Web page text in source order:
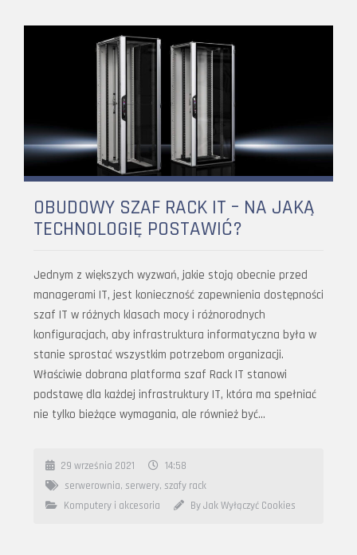
OBUDOWY SZAF RACK IT – NA JAKĄ
TECHNOLOGIĘ POSTAWIĆ?
Jednym z większych wyzwań, jakie stoją obecnie przed
managerami IT, jest konieczność zapewnienia dostępności
szaf IT w różnych klasach mocy i różnorodnych
konfiguracjach, aby infrastruktura informatyczna była w
stanie sprostać wszystkim potrzebom organizacji.
Właściwie dobrana platforma szaf Rack IT stanowi
podstawę dla każdej infrastruktury IT, która ma spełniać
nie tylko bieżące wymagania, ale również być…
29 września 2021
14:58
serwerownia, serwery, szafy rack
Komputery i akcesoria
By Jak Wyłączyć Cookies